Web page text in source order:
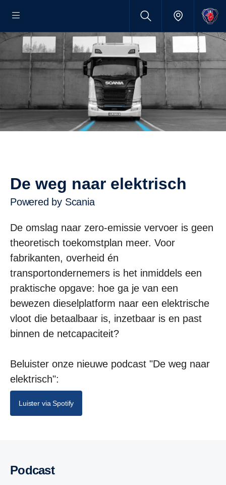
De weg naar elektrisch
Powered by Scania
De omslag naar zero-emissie vervoer is geen
theoretisch toekomstplan meer. Voor
fabrikanten, overheid én
transportondernemers is het inmiddels een
praktische opgave: hoe ga je van een
bewezen dieselplatform naar een elektrische
vloot die betaalbaar is, inzetbaar is en past
binnen de netcapaciteit?
Beluister onze nieuwe podcast "De weg naar
elektrisch":
Luister via Spotify
Podcast